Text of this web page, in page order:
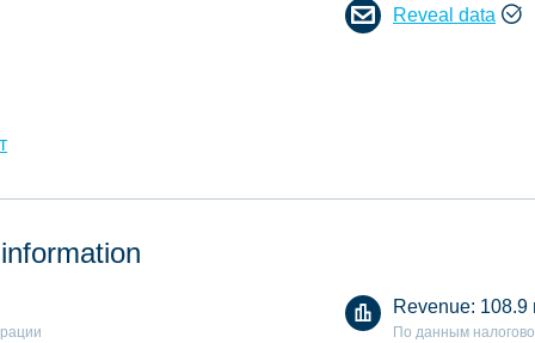
Reveal data
Revenue: 108.9
По данным